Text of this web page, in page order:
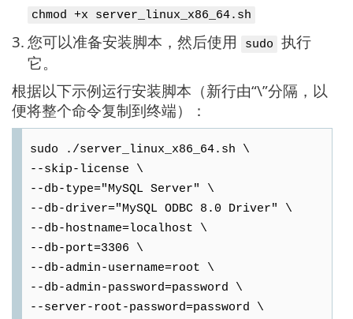
chmod +x server_linux_x86_64.sh
3. 您可以准备安装脚本，然后使用 sudo
执行
它。
根据以下示例运行安装脚本（新行由“\”分隔，以
便将整个命令复制到终端）：
sudo ./server_linux_x86_64.sh \
--skip-license \
--db-type="MySQL Server" \
--db-driver="MySQL ODBC 8.0 Driver" \
--db-hostname=localhost \
--db-port=3306 \
--db-admin-username=root \
--db-admin-password=password \
--server-root-password=password \